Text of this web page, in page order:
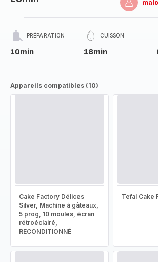
PRÉPARATION
10min
CUISSON
18min
Appareils compatibles (10)
Cake Factory Délices
Silver, Machine à gâteaux,
5 prog, 10 moules, écran
rétroéclairé,
RECONDITIONNÉ
Tefal Cake